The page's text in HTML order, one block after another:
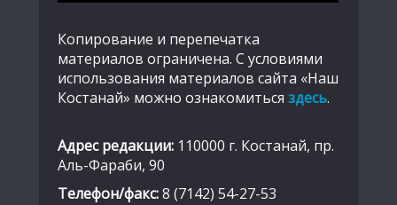
Копирование и перепечатка
материалов ограничена. С условиями
использования материалов сайта «Наш
Костанай» можно ознакомиться здесь.
Адрес редакции: 110000 г. Костанай, пр.
Аль-Фараби, 90
Телефон/факс:8 (7142) 54-27-53